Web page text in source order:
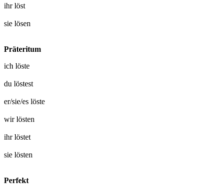
ihrlöst
sie lösen
Präteritum
ich löste
du löstest
er/sie/es löste
wirlösten
ihrlöstet
sie lösten
Perfekt